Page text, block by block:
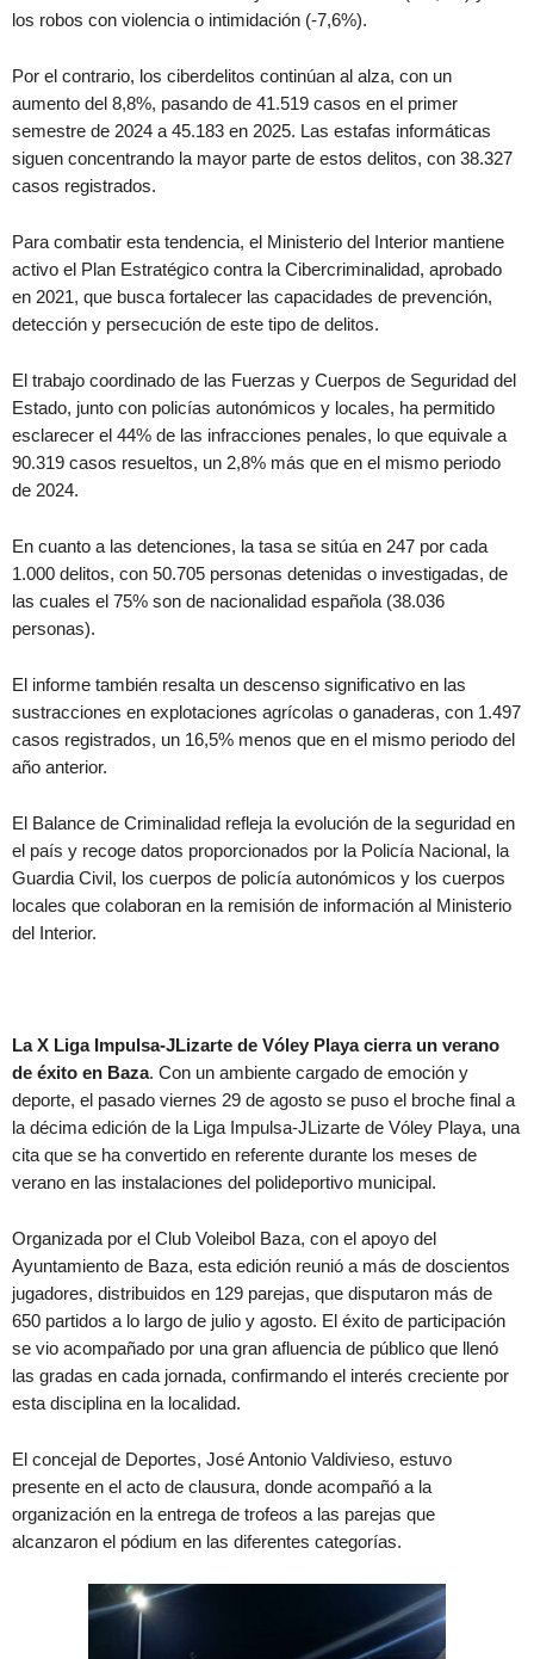
los robos con violencia o intimidación (-7,6%).
Por el contrario, los ciberdelitos continúan al alza, con un
aumento del 8,8%, pasando de 41.519 casos en el primer
semestre de 2024 a 45.183 en 2025. Las estafas informáticas
siguen concentrando la mayor parte de estos delitos, con 38.327
casos registrados.
Para combatir esta tendencia, el Ministerio del Interior mantiene
activo el Plan Estratégico contra la Cibercriminalidad, aprobado
en 2021, que busca fortalecer las capacidades de prevención,
detección y persecución de este tipo de delitos.
El trabajo coordinado de las Fuerzas y Cuerpos de Seguridad del
Estado, junto con policías autonómicos y locales, ha permitido
esclarecer el 44% de las infracciones penales, lo que equivale a
90.319 casos resueltos, un 2,8% más que en el mismo periodo
de 2024.
En cuanto a las detenciones, la tasa se sitúa en 247 por cada
1.000 delitos, con 50.705 personas detenidas o investigadas, de
las cuales el 75% son de nacionalidad española (38.036
personas).
El informe también resalta un descenso significativo en las
sustracciones en explotaciones agrícolas o ganaderas, con 1.497
casos registrados, un 16,5% menos que en el mismo periodo del
año anterior.
El Balance de Criminalidad refleja la evolución de la seguridad en
el país y recoge datos proporcionados por la Policía Nacional, la
Guardia Civil, los cuerpos de policía autonómicos y los cuerpos
locales que colaboran en la remisión de información al Ministerio
del Interior.
La X Liga Impulsa-JLizarte de Vóley Playa cierra un verano
de éxito en Baza. Con un ambiente cargado de emoción y
deporte, el pasado viernes 29 de agosto se puso el broche final a
la décima edición de la Liga Impulsa-JLizarte de Vóley Playa, una
cita que se ha convertido en referente durante los meses de
verano en las instalaciones del polideportivo municipal.
Organizada por el Club Voleibol Baza, con el apoyo del
Ayuntamiento de Baza, esta edición reunió a más de doscientos
jugadores, distribuidos en 129 parejas, que disputaron más de
650 partidos a lo largo de julio y agosto. El éxito de participación
se vio acompañado por una gran afluencia de público que llenó
las gradas en cada jornada, confirmando el interés creciente por
esta disciplina en la localidad.
El concejal de Deportes, José Antonio Valdivieso, estuvo
presente en el acto de clausura, donde acompañó a la
organización en la entrega de trofeos a las parejas que
alcanzaron el pódium en las diferentes categorías.